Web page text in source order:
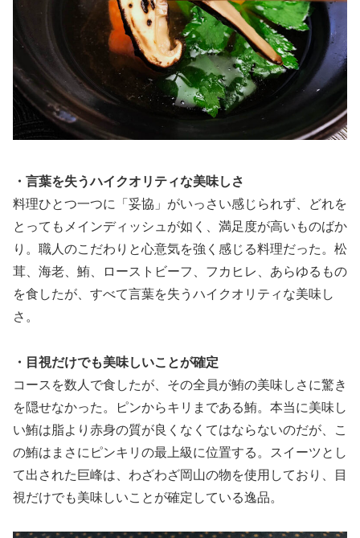
・言葉を失うハイクオリティな美味しさ
料理ひとつ一つに「妥協」がいっさい感じられず、どれを
とってもメインディッシュが如く、満足度が高いものばか
り。職人のこだわりと心意気を強く感じる料理だった。松
茸、海老、鮪、ローストビーフ、フカヒレ、あらゆるもの
を食したが、すべて言葉を失うハイクオリティな美味し
さ。
・目視だけでも美味しいことが確定
コースを数人で食したが、その全員が鮪の美味しさに驚き
を隠せなかった。ピンからキリまである鮪。本当に美味し
い鮪は脂より赤身の質が良くなくてはならないのだが、こ
の鮪はまさにピンキリの最上級に位置する。スイーツとし
て出された巨峰は、わざわざ岡山の物を使用しており、目
視だけでも美味しいことが確定している逸品。